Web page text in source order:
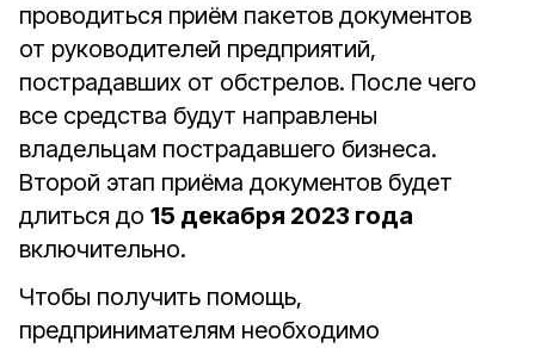
проводиться приём пакетов документов
от руководителей предприятий,
пострадавших от обстрелов. После чего
все средства будут направлены
владельцам пострадавшего бизнеса.
Второй этап приёма документов будет
длиться до 15 декабря 2023 года
включительно.
Чтобы получить помощь,
предпринимателям необходимо